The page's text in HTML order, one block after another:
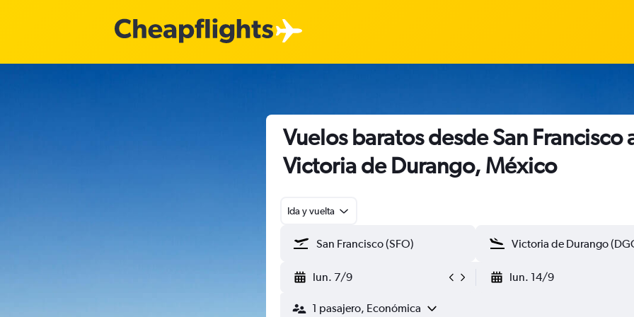
Vuelos baratos desde San Francisco
Victoria de Durango, México
Ida y vuelta
lun. 7/9 lun. 14/9
1 pasajero, Económica